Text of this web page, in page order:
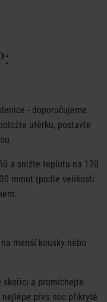
- doporučujeme
utěrku, postavte
a snižte teplotu na 120
minut (podle velikosti
menší kousky nebo
skořici a promíchejte.
přes noc přikryté